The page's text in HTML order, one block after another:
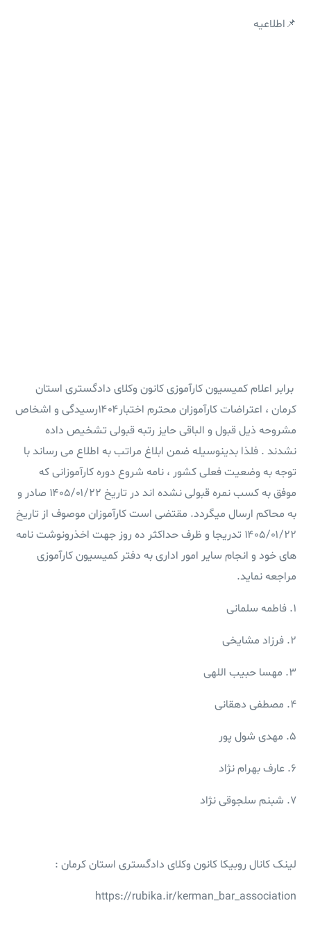
📌اطلاعیه
‌ برابر اعلام کمیسیون کارآموزی کانون وکلای دادگستری استان
کرمان ، اعتراضات کارآموزان محترم اختبار۱۴۰۴رسیدگی و اشخاص
مشروحه ذیل قبول و الباقی حایز رتبه قبولی تشخیص داده
نشدند . فلذا بدینوسیله ضمن ابلاغ مراتب به اطلاع می رساند با
توجه به وضعیت فعلی کشور ، نامه شروع دوره کارآموزانی که
موفق به کسب نمره قبولی نشده اند در تاریخ ۱۴۰۵/۰۱/۲۲ صادر و
به محاکم ارسال میگردد. مقتضی است کارآموزان موصوف از تاریخ
۱۴۰۵/۰۱/۲۲ تدریجا و ظرف حداکثر ده روز جهت اخذرونوشت نامه
های خود و انجام سایر امور اداری به دفتر کمیسیون کارآموزی
مراجعه نماید.
۱. فاطمه سلمانی
۲. فرزاد مشایخی
۳. مهسا حبیب اللهی
۴. مصطفی دهقانی
۵. مهدی شول پور
۶. عارف بهرام نژاد
۷. شبنم سلجوقی نژاد
لینک کانال روبیکا کانون وکلای دادگستری استان کرمان :
https://rubika.ir/kerman_bar_association